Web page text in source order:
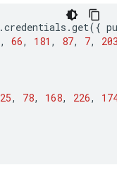
.credentials .get({
, 66, 181 , 87, 7,
25, 78, 168, 226,